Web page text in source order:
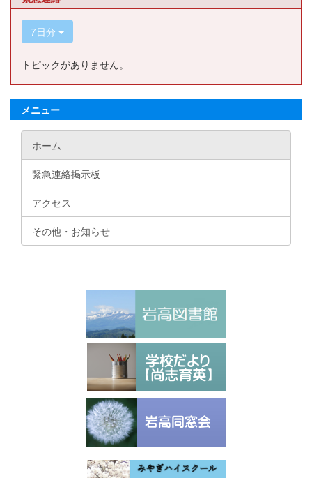
7日分
トピックがありません。
メニュー
ホーム
緊急連絡掲示板
アクセス
その他・お知らせ